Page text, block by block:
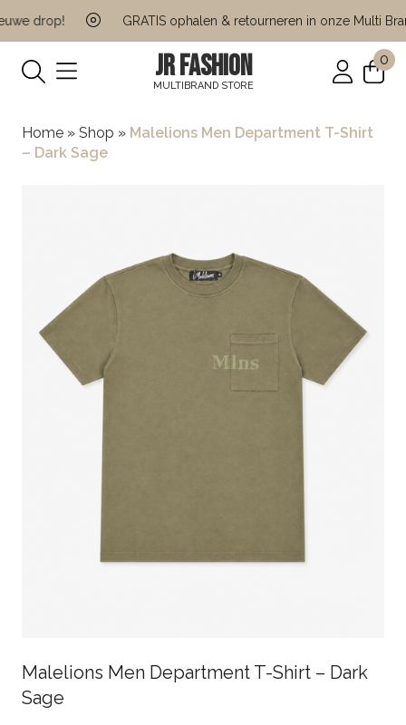
drop! GRATIS ophalen & retourneren in onze Multi Brand
JR FASHION
MULTIBRAND STORE
0
Home » Shop » Malelions Men Department T-Shirt
– Dark Sage
Malelions Men Department T-Shirt – Dark
Sage